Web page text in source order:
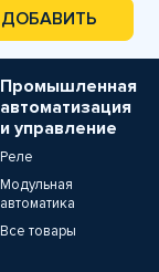
ДОБАВИТЬ
Промышленная
автоматизация
и управление
Реле
Модульная
автоматика
Все товары